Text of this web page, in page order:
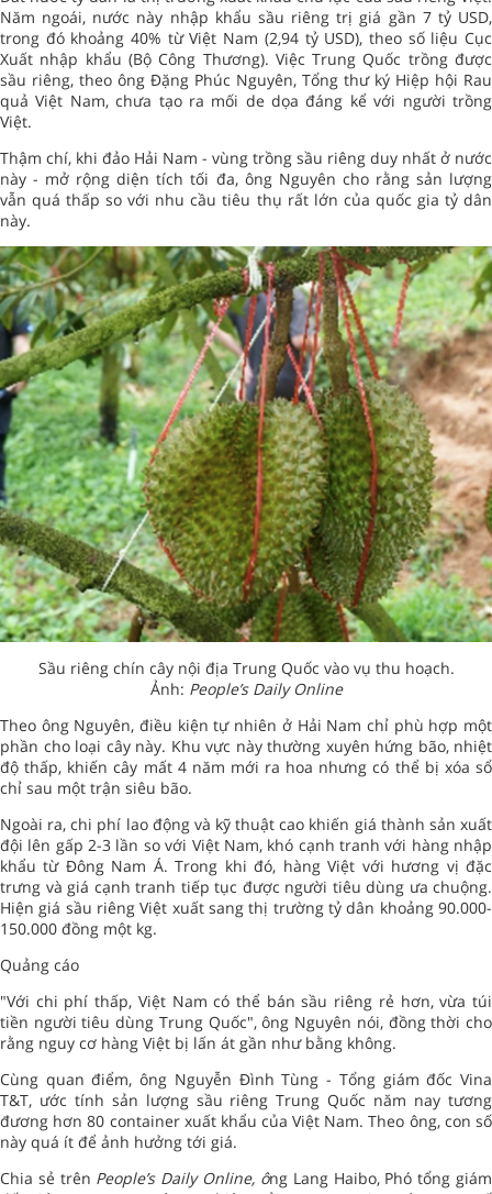
Năm ngoái, nước này nhập khẩu sầu riêng trị giá gần 7 tỷ USD,
trong đó khoảng 40% từ Việt Nam (2,94 tỷ USD), theo số liệu Cục
Xuất nhập khẩu (Bộ Công Thương). Việc Trung Quốc trồng được
sầu riêng, theo ông Đặng Phúc Nguyên, Tổng thư ký Hiệp hội Rau
quả Việt Nam, chưa tạo ra mối de dọa đáng kể với người trồng
Việt.
Thậm chí, khi đảo Hải Nam - vùng trồng sầu riêng duy nhất ở nước
này - mở rộng diện tích tối đa, ông Nguyên cho rằng sản lượng
vẫn quá thấp so với nhu cầu tiêu thụ rất lớn của quốc gia tỷ dân
này.
Sầu riêng chín cây nội địa Trung Quốc vào vụ thu hoạch.
Ảnh: People’s Daily Online
Theo ông Nguyên, điều kiện tự nhiên ở Hải Nam chỉ phù hợp một
phần cho loại cây này. Khu vực này thường xuyên hứng bão, nhiệt
độ thấp, khiến cây mất 4 năm mới ra hoa nhưng có thể bị xóa sổ
chỉ sau một trận siêu bão.
Ngoài ra, chi phí lao động và kỹ thuật cao khiến giá thành sản xuất
đội lên gấp 2-3 lần so với Việt Nam, khó cạnh tranh với hàng nhập
khẩu từ Đông Nam Á. Trong khi đó, hàng Việt với hương vị đặc
trưng và giá cạnh tranh tiếp tục được người tiêu dùng ưa chuộng.
Hiện giá sầu riêng Việt xuất sang thị trường tỷ dân khoảng 90.000-
150.000 đồng một kg.
Quảng cáo
"Với chi phí thấp, Việt Nam có thể bán sầu riêng rẻ hơn, vừa túi
tiền người tiêu dùng Trung Quốc", ông Nguyên nói, đồng thời cho
rằng nguy cơ hàng Việt bị lấn át gần như bằng không.
Cùng quan điểm, ông Nguyễn Đình Tùng - Tổng giám đốc Vina
T&T, ước tính sản lượng sầu riêng Trung Quốc năm nay tương
đương hơn 80 container xuất khẩu của Việt Nam. Theo ông, con số
này quá ít để ảnh hưởng tới giá.
Chia sẻ trên People’s Daily Online, ông Lang Haibo, Phó tổng giám